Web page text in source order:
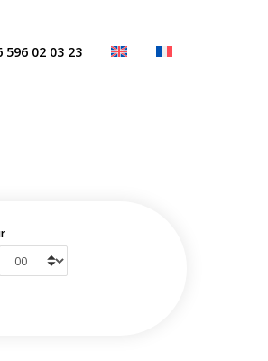
596 02 03 23